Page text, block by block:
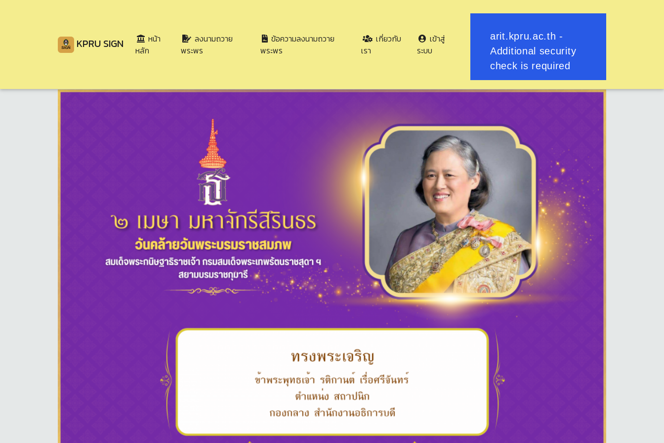
KPRU SIGN
หน้า
หลัก
ลงนามถวาย
พระพร
ข้อความลงนามถวาย
พระพร
เกี่ยวกับ
เรา
เข้าสู่
ระบบ
ย้อนกลับ